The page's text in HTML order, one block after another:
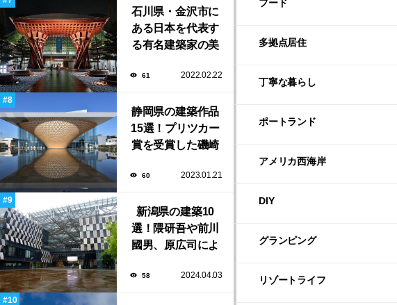
石川県・金沢市に
ある日本を代表す
る有名建築家の美
61 2022.02.22
静岡県の建築作品
15選！プリツカー
賞を受賞した磯崎
建築家が手掛けた
数！
60 2023.01.21
新潟県の建築10
選！隈研吾や前川
國男、原広司によ
染む至極の建築揃
58 2024.04.03
フード
多拠点居住
丁寧な暮らし
ポートランド
アメリカ西海岸
DIY
グランピング
リゾートライフ